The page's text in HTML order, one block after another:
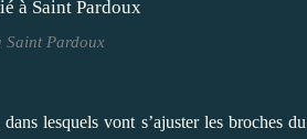
Saint Pardoux
lesquels vont s’ajuster les broches du